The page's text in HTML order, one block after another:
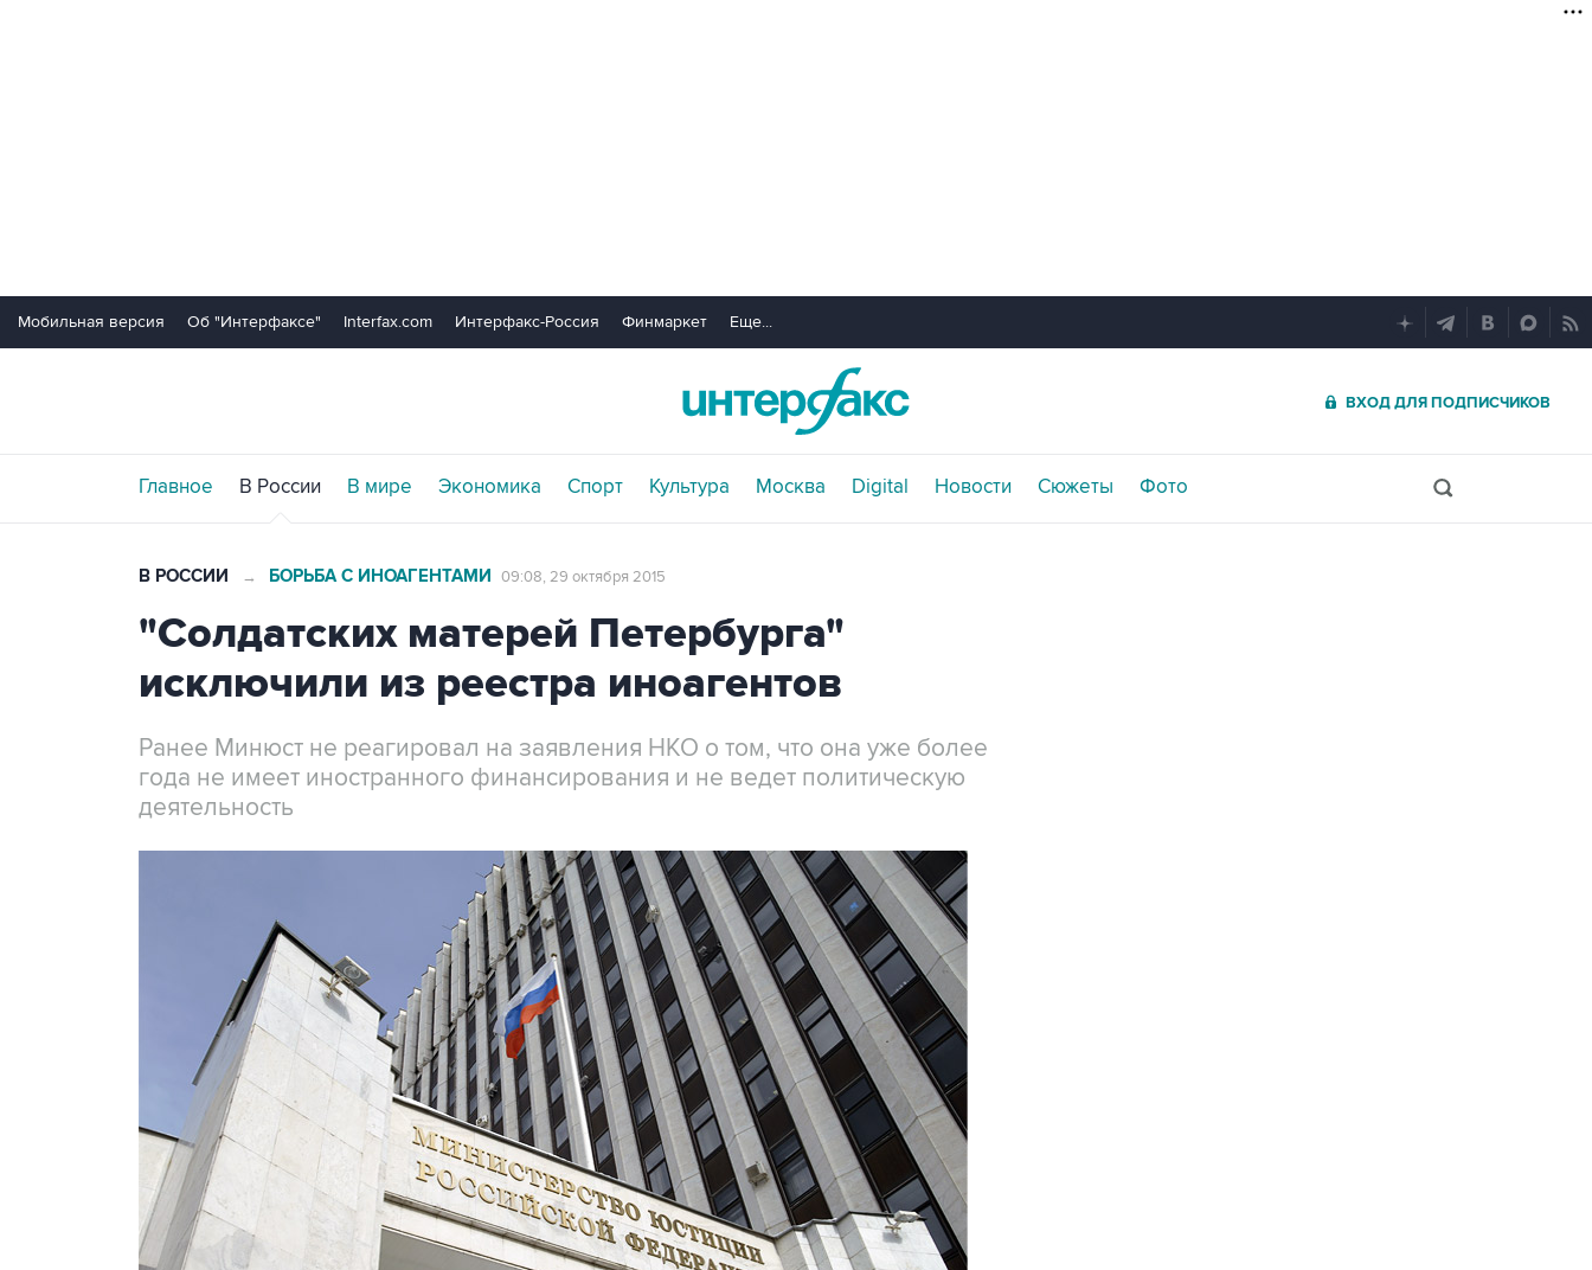
Мобильная версия Об "Интерфаксе" Interfax.com Интерфакс-Россия Финмаркет Еще...
ВХОД ДЛЯ ПОДПИСЧИКОВ
Главное В России В мире Экономика Спорт Культура Москва Digital Новости Сюжеты Фото
В РОССИИ → БОРЬБА С ИНОАГЕНТАМИ 09:08, 29 октября 2015
"Солдатских матерей Петербурга"
исключили из реестра иноагентов
Ранее Минюст не реагировал на заявления НКО о том, что она уже более
года не имеет иностранного финансирования и не ведет политическую
деятельность